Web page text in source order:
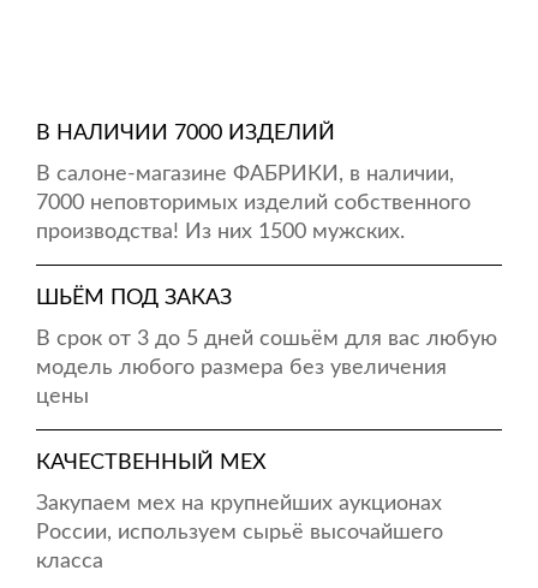
В НАЛИЧИИ 7000 ИЗДЕЛИЙ
В салоне-магазине ФАБРИКИ, в наличии,
7000 неповторимых изделий собственного
производства! Из них 1500 мужских.
ШЬЁМ ПОД ЗАКАЗ
В срок от 3 до 5 дней сошьём для вас любую
модель любого размера без увеличения
цены
КАЧЕСТВЕННЫЙ МЕХ
Закупаем мех на крупнейших аукционах
России, используем сырьё высочайшего
класса